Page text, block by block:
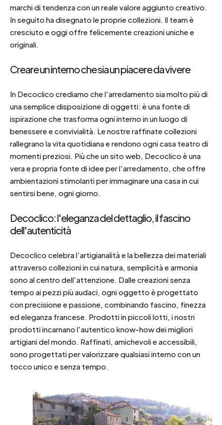
marchi di tendenza con un reale valore aggiunto creativo.
In seguito ha disegnato le proprie collezioni. Il team è
cresciuto e oggi offre felicemente creazioni uniche e
originali.
Creare un interno che sia un piacere da vivere
In Decoclico crediamo che l'arredamento sia molto più di
una semplice disposizione di oggetti: è una fonte di
ispirazione che trasforma ogni interno in un luogo di
benessere e convivialità. Le nostre raffinate collezioni
rallegrano la vita quotidiana e rendono ogni casa teatro di
momenti preziosi. Più che un sito web, Decoclico è una
vera e propria fonte di idee per l'arredamento, che offre
ambientazioni stimolanti per immaginare una casa in cui
sentirsi bene, ogni giorno.
Decoclico: l'eleganza del dettaglio, il fascino
dell'autenticità
Decoclico celebra l'artigianalità e la bellezza dei materiali
attraverso collezioni in cui natura, semplicità e armonia
sono al centro dell'attenzione. Dalle creazioni senza
tempo ai pezzi più audaci, ogni oggetto è progettato
con precisione e passione, combinando fascino, finezza
ed eleganza francese. Prodotti in piccoli lotti, i nostri
prodotti incarnano l'autentico know-how dei migliori
artigiani del mondo. Raffinati, amichevoli e accessibili,
sono progettati per valorizzare qualsiasi interno con un
tocco unico e senza tempo.